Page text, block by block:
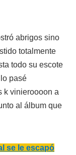
abrigos sino
totalmente
todo su escote
pasé
k vinieroooon a
al álbum que
se le escapó